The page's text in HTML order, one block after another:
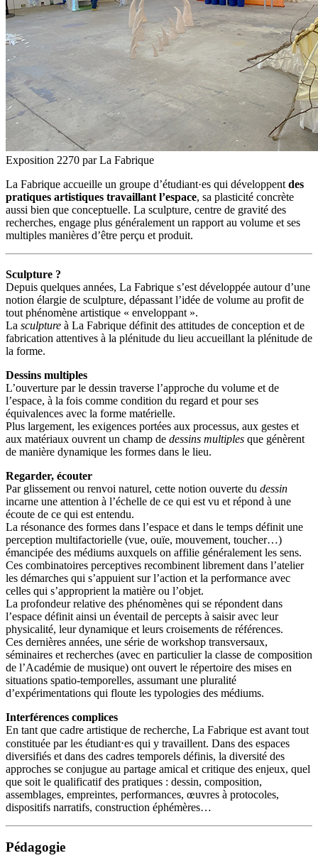
Exposition 2270 par La Fabrique
La Fabrique accueille un groupe d’étudiant·es qui développent des
pratiques artistiques travaillant l’espace, sa plasticité concrète
aussi bien que conceptuelle. La sculpture, centre de gravité des
recherches, engage plus généralement un rapport au volume et ses
multiples manières d’être perçu et produit.
Sculpture ?
Depuis quelques années, La Fabrique s’est développée autour d’une
notion élargie de sculpture, dépassant l’idée de volume au profit de
tout phénomène artistique « enveloppant ».
La sculpture à La Fabrique définit des attitudes de conception et de
fabrication attentives à la plénitude du lieu accueillant la plénitude de
la forme.
Dessins multiples
L’ouverture par le dessin traverse l’approche du volume et de
l’espace, à la fois comme condition du regard et pour ses
équivalences avec la forme matérielle.
Plus largement, les exigences portées aux processus, aux gestes et
aux matériaux ouvrent un champ de dessins multiples que génèrent
de manière dynamique les formes dans le lieu.
Regarder, écouter
Par glissement ou renvoi naturel, cette notion ouverte du dessin
incarne une attention à l’échelle de ce qui est vu et répond à une
écoute de ce qui est entendu.
La résonance des formes dans l’espace et dans le temps définit une
perception multifactorielle (vue, ouïe, mouvement, toucher…)
émancipée des médiums auxquels on affilie généralement les sens.
Ces combinatoires perceptives recombinent librement dans l’atelier
les démarches qui s’appuient sur l’action et la performance avec
celles qui s’approprient la matière ou l’objet.
La profondeur relative des phénomènes qui se répondent dans
l’espace définit ainsi un éventail de percepts à saisir avec leur
physicalité, leur dynamique et leurs croisements de références.
Ces dernières années, une série de workshop transversaux,
séminaires et recherches (avec en particulier la classe de composition
de l’Académie de musique) ont ouvert le répertoire des mises en
situations spatio-temporelles, assumant une pluralité
d’expérimentations qui floute les typologies des médiums.
Interférences complices
En tant que cadre artistique de recherche, La Fabrique est avant tout
constituée par les étudiant⋅es qui y travaillent. Dans des espaces
diversifiés et dans des cadres temporels définis, la diversité des
approches se conjugue au partage amical et critique des enjeux, quel
que soit le qualificatif des pratiques : dessin, composition,
assemblages, empreintes, performances, œuvres à protocoles,
dispositifs narratifs, construction éphémères…
Pédagogie